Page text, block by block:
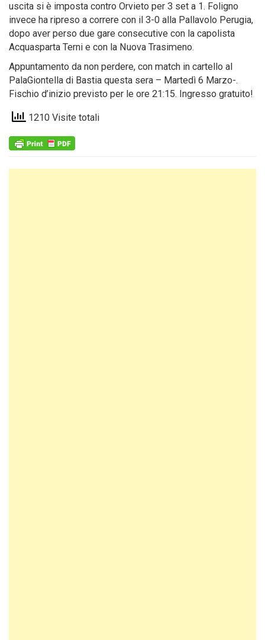
uscita si è imposta contro Orvieto per 3 set a 1. Foligno
invece ha ripreso a correre con il 3-0 alla Pallavolo Perugia,
dopo aver perso due gare consecutive con la capolista
Acquasparta Terni e con la Nuova Trasimeno.
Appuntamento da non perdere, con match in cartello al
PalaGiontella di Bastia questa sera – Martedì 6 Marzo-.
Fischio d’inizio previsto per le ore 21:15. Ingresso gratuito!
1210 Visite totali